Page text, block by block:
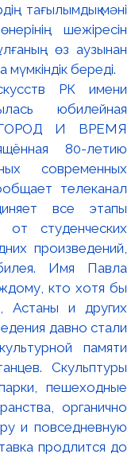
тағылымдық мәні
шежіресін
өз аузынан
мүмкіндік береді.